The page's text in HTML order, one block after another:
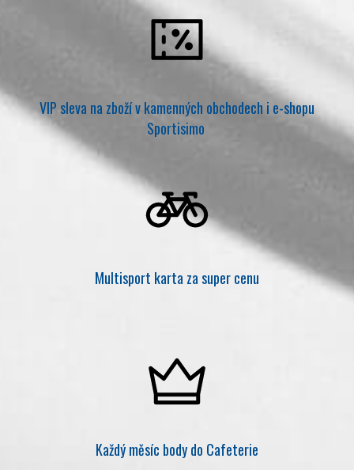
VIP sleva na zboží v kamenných obchodech i e-shopu
Sportisimo
Multisport karta za super cenu
Každý měsíc body do Cafeterie